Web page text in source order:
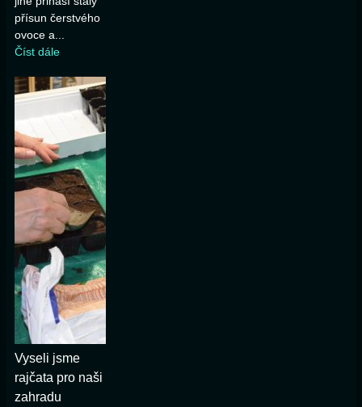
přísun čerstvého
ovoce a...
Číst dále
Vyseli jsme
rajčata pro naši
zahradu